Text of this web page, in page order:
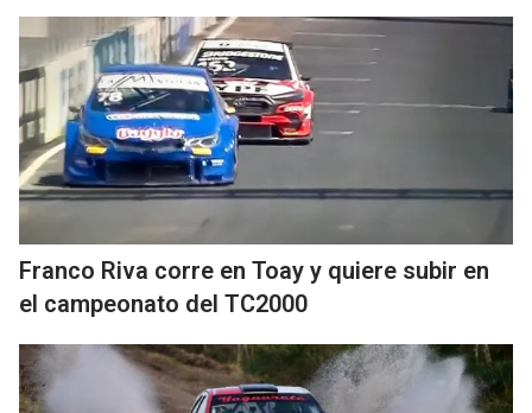
Franco Riva corre en Toay y quiere subir en
el campeonato del TC2000